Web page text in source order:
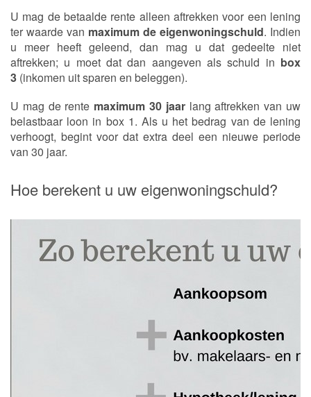
U mag de betaalde rente alleen aftrekken voor een lening
ter waarde van maximum de eigenwoningschuld. Indien
u meer heeft geleend, dan mag u dat gedeelte niet
aftrekken; u moet dat dan aangeven als schuld in box
3 (inkomen uit sparen en beleggen).
U mag de rente maximum 30 jaar lang aftrekken van uw
belastbaar loon in box 1. Als u het bedrag van de lening
verhoogt, begint voor dat extra deel een nieuwe periode
van 30 jaar.
Hoe berekent u uw eigenwoningschuld?